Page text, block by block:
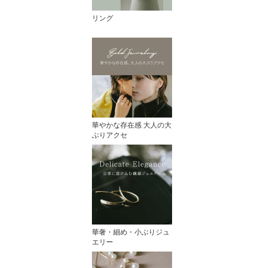
リング
華やかな存在感 大人の大
ぶりアクセ
華奢・細め・小ぶりジュ
エリー